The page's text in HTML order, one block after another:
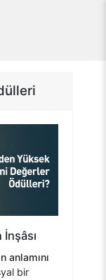
anlamını
bir